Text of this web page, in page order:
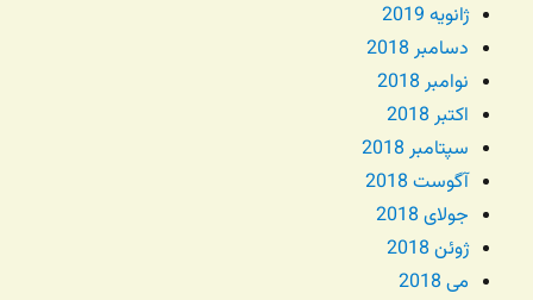
ژانویه 2019
دسامبر 2018
نوامبر 2018
اکتبر 2018
سپتامبر 2018
آگوست 2018
جولای 2018
ژوئن 2018
می 2018